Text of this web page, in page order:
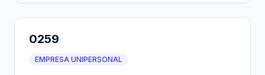
0259
EMPRESA UNIPERSONAL